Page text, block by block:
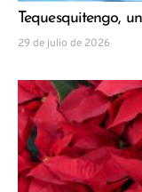
Tequesquitengo,
29 de julio de 2026